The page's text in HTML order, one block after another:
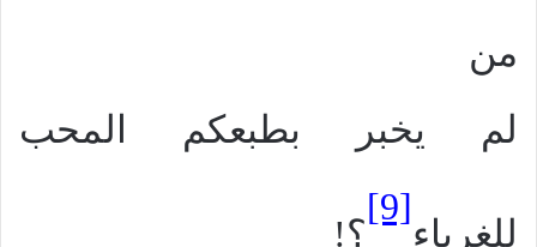
من
لم يخبر بطبعكم المحب
للغرباء
[9]
؟!